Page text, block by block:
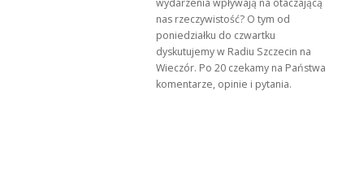
nas rzeczywistość? O tym od
poniedziałku do czwartku
dyskutujemy w Radiu Szczecin na
Wieczór. Po 20 czekamy na Państwa
komentarze, opinie i pytania.